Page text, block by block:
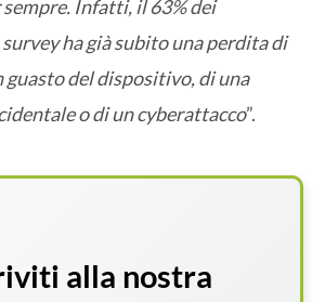
Infatti, il 63% dei
ha già subito una perdita di
guasto del dispositivo, di una
o di un cyberattacco”.
alla nostra